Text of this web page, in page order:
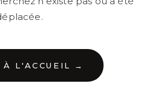
À L'ACCUEIL →